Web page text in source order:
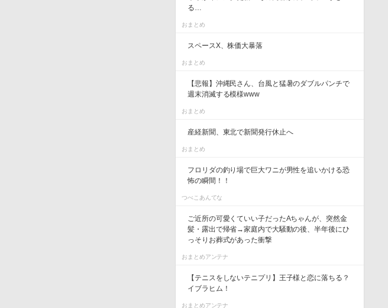
る…
おまとめ
スペースX、株価大暴落
おまとめ
【悲報】沖縄民さん、台風と猛暑のダブルパンチで
週末消滅する模様www
おまとめ
産経新聞、東北で新聞発行休止へ
おまとめ
フロリダの釣り場で巨大ワニが男性を追いかける恐
怖の瞬間！！
つべこあんてな
ご近所の可愛くていい子だったAちゃんが、突然金
髪・露出で帰省→家庭内で大騒動の後、半年後にひ
っそりお葬式があった衝撃
おまとめアンテナ
【テニスをしないテニプリ】王子様と恋に落ちる？
イブラヒム！
おまとめアンテナ